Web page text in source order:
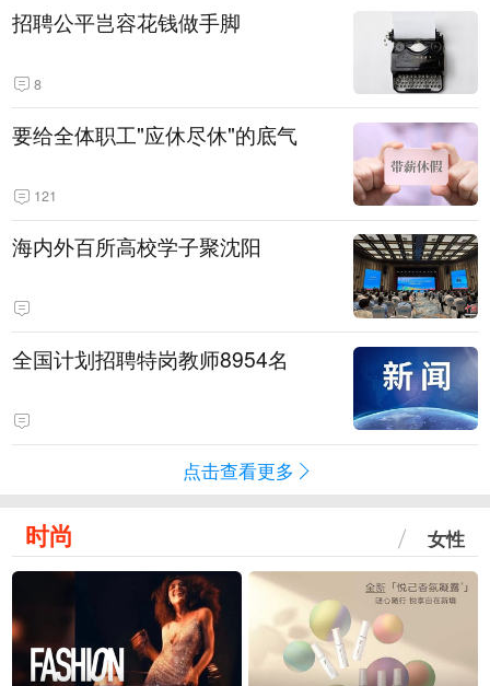
招聘公平岂容花钱做手脚
8
要给全体职工"应休尽休"的底气
121
海内外百所高校学子聚沈阳
全国计划招聘特岗教师8954名
点击查看更多
时尚 女性